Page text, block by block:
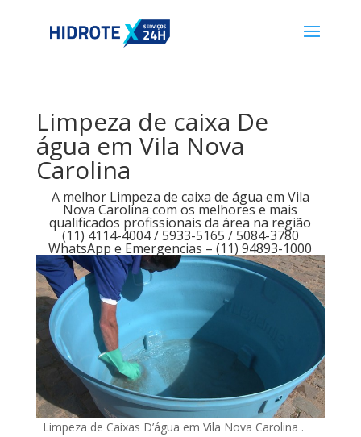
Limpeza de caixa De
água em Vila Nova
Carolina
A melhor Limpeza de caixa de água em Vila
Nova Carolina com os melhores e mais
qualificados profissionais da área na região
(11) 4114-4004 / 5933-5165 / 5084-3780
WhatsApp e Emergencias – (11) 94893-1000
Limpeza de Caixas D’água em Vila Nova Carolina .